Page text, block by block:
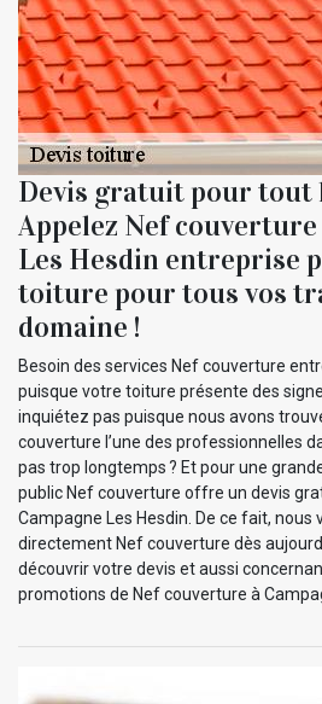
Devis gratuit pour tout
Appelez Nef couverture
Les Hesdin entreprise
toiture pour tous vos
domaine !
Besoin des services Nef couverture
puisque votre toiture présente des
inquiétez pas puisque nous avons
couverture l’une des professionnelles
pas trop longtemps ? Et pour une
public Nef couverture offre un devis
Campagne Les Hesdin. De ce fait, nous
directement Nef couverture dès
découvrir votre devis et aussi
promotions de Nef couverture à